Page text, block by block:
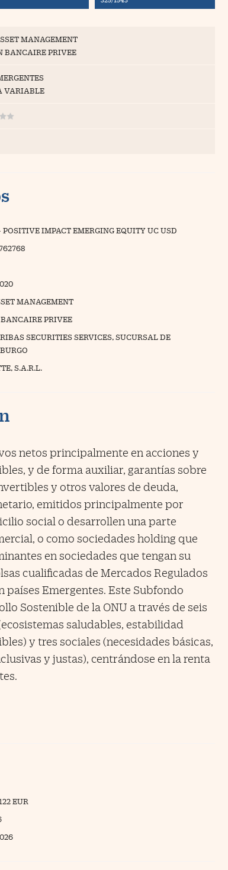
MANAGEMENT
BANCAIRE PRIVEE
VARIABLE
IMPACT EMERGING EQUITY UC USD
MANAGEMENT
PRIVEE
SECURITIES SERVICES, SUCURSAL DE
S.A.R.L.
netos principalmente en acciones y
y de forma auxiliar, garantías sobre
y otros valores de deuda,
emitidos principalmente por
social o desarrollen una parte
o como sociedades holding que
en sociedades que tengan su
cualificadas de Mercados Regulados
Emergentes. Este Subfondo
Sostenible de la ONU a través de seis
saludables, estabilidad
y tres sociales (necesidades básicas,
y justas), centrándose en la renta
EUR